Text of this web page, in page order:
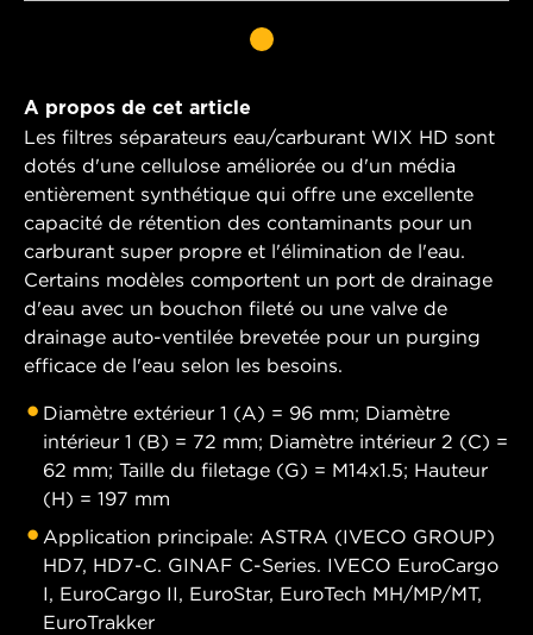
A propos de cet article
Les filtres séparateurs eau/carburant WIX HD sont
dotés d'une cellulose améliorée ou d'un média
entièrement synthétique qui offre une excellente
capacité de rétention des contaminants pour un
carburant super propre et l'élimination de l'eau.
Certains modèles comportent un port de drainage
d'eau avec un bouchon fileté ou une valve de
drainage auto-ventilée brevetée pour un purging
efficace de l'eau selon les besoins.
Diamètre extérieur 1 (A) = 96 mm; Diamètre
intérieur 1 (B) = 72 mm; Diamètre intérieur 2 (C) =
62 mm; Taille du filetage (G) = M14x1.5; Hauteur
(H) = 197 mm
Application principale: ASTRA (IVECO GROUP)
HD7, HD7-C. GINAF C-Series. IVECO EuroCargo
I, EuroCargo II, EuroStar, EuroTech MH/MP/MT,
EuroTrakker